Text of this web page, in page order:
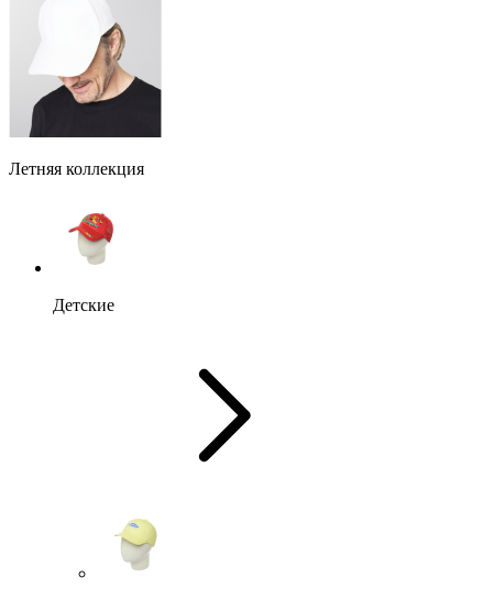
Летняя коллекция
Детские